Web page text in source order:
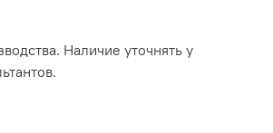
Наличие уточнять у